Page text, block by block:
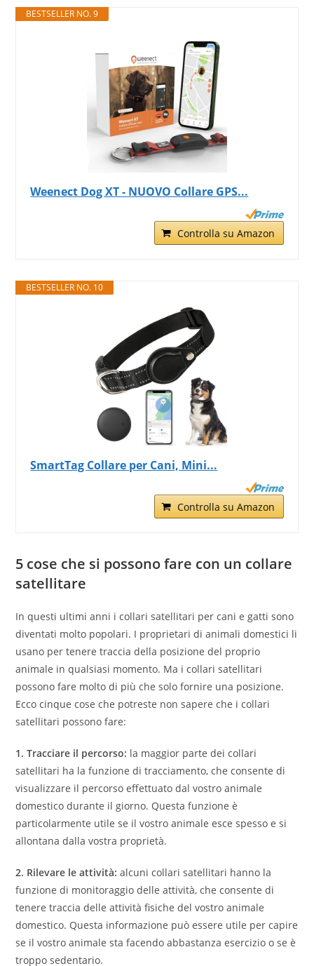
BESTSELLER NO. 9
Weenect Dog XT - NUOVO Collare GPS...
Controlla su Amazon
BESTSELLER NO. 10
SmartTag Collare per Cani, Mini...
Controlla su Amazon
5 cose che si possono fare con un collare
satellitare
In questi ultimi anni i collari satellitari per cani e gatti sono
diventati molto popolari. I proprietari di animali domestici li
usano per tenere traccia della posizione del proprio
animale in qualsiasi momento. Ma i collari satellitari
possono fare molto di più che solo fornire una posizione.
Ecco cinque cose che potreste non sapere che i collari
satellitari possono fare:
1. Tracciare il percorso: la maggior parte dei collari
satellitari ha la funzione di tracciamento, che consente di
visualizzare il percorso effettuato dal vostro animale
domestico durante il giorno. Questa funzione è
particolarmente utile se il vostro animale esce spesso e si
allontana dalla vostra proprietà.
2. Rilevare le attività: alcuni collari satellitari hanno la
funzione di monitoraggio delle attività, che consente di
tenere traccia delle attività fisiche del vostro animale
domestico. Questa informazione può essere utile per capire
se il vostro animale sta facendo abbastanza esercizio o se è
troppo sedentario.